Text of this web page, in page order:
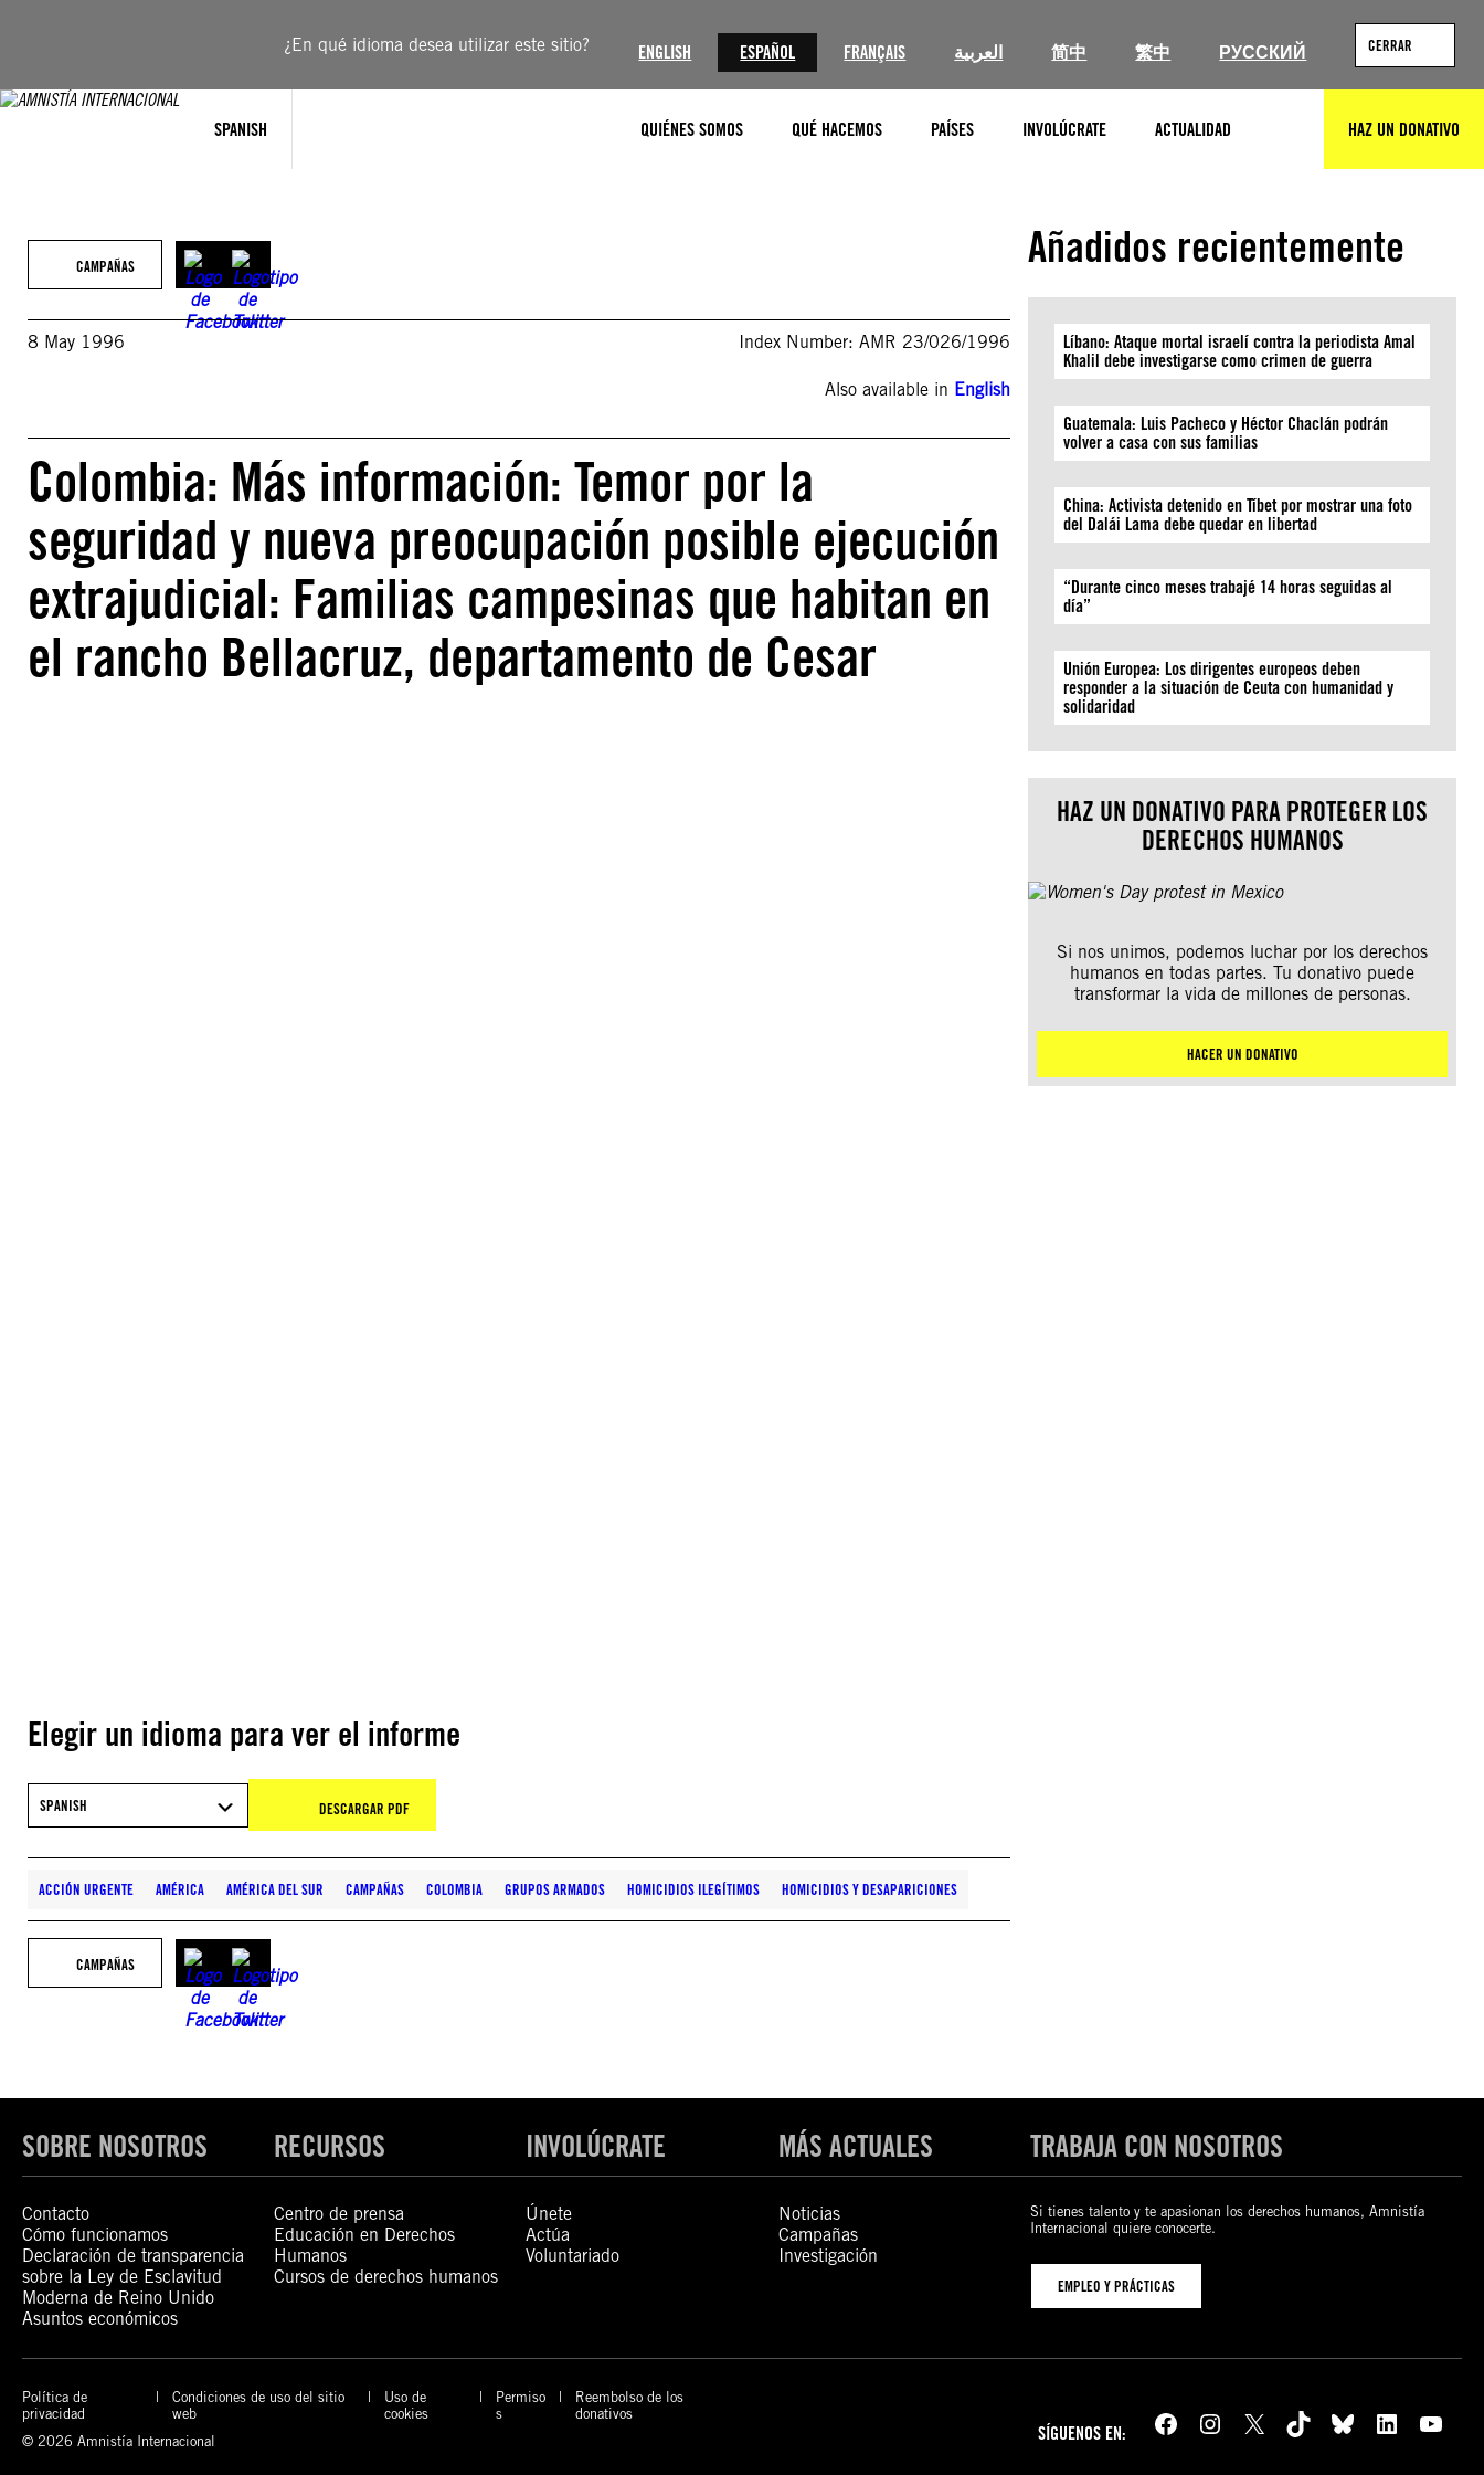
¿En qué idioma desea utilizar este sitio? ENGLISH ESPAÑOL FRANÇAIS العربية 简中 繁中 РУССКИЙ CERRAR
SPANISH QUIÉNES SOMOS QUÉ HACEMOS PAÍSES INVOLÚCRATE ACTUALIDAD HAZ UN DONATIVO
CAMPAÑAS
8 May 1996 Index Number: AMR 23/026/1996
Also available in English
Colombia: Más información: Temor por la
seguridad y nueva preocupación posible ejecución
extrajudicial: Familias campesinas que habitan en
el rancho Bellacruz, departamento de Cesar
Elegir un idioma para ver el informe
SPANISH DESCARGAR PDF
ACCIÓN URGENTE AMÉRICA AMÉRICA DEL SUR CAMPAÑAS COLOMBIA GRUPOS ARMADOS HOMICIDIOS ILEGÍTIMOS HOMICIDIOS Y DESAPARICIONES
CAMPAÑAS
Añadidos recientemente
Líbano: Ataque mortal israelí contra la periodista Amal
Khalil debe investigarse como crimen de guerra
Guatemala: Luis Pacheco y Héctor Chaclán podrán
volver a casa con sus familias
China: Activista detenido en Tíbet por mostrar una foto
del Dalái Lama debe quedar en libertad
“Durante cinco meses trabajé 14 horas seguidas al
día”
Unión Europea: Los dirigentes europeos deben
responder a la situación de Ceuta con humanidad y
solidaridad
HAZ UN DONATIVO PARA PROTEGER LOS
DERECHOS HUMANOS
Si nos unimos, podemos luchar por los derechos
humanos en todas partes. Tu donativo puede
transformar la vida de millones de personas.
HACER UN DONATIVO
SOBRE NOSOTROS
Contacto
Cómo funcionamos
Declaración de transparencia
sobre la Ley de Esclavitud
Moderna de Reino Unido
Asuntos económicos
RECURSOS
Centro de prensa
Educación en Derechos
Humanos
Cursos de derechos humanos
INVOLÚCRATE
Únete
Actúa
Voluntariado
MÁS ACTUALES
Noticias
Campañas
Investigación
TRABAJA CON NOSOTROS
Si tienes talento y te apasionan los derechos humanos, Amnistía
Internacional quiere conocerte.
EMPLEO Y PRÁCTICAS
Política de
privacidad
Condiciones de uso del sitio
web
Uso de
cookies
Permiso
s
Reembolso de los
donativos
© 2026 Amnistía Internacional
SÍGUENOS EN: Facebook Instagram X TikTok Bluesky LinkedIn YouTube